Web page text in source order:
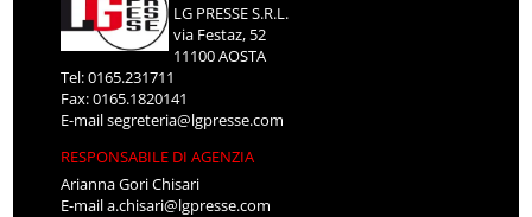
LG PRESSE S.R.L.
via Festaz, 52
11100 AOSTA
Tel: 0165.231711
Fax: 0165.1820141
E-mailsegreteria@lgpresse.com
RESPONSABILE DI AGENZIA
Arianna Gori Chisari
E-maila.chisari@lgpresse.com